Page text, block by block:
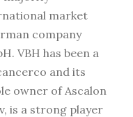
market
company
VBH has been a
and its
owner of Ascalon
is a strong player